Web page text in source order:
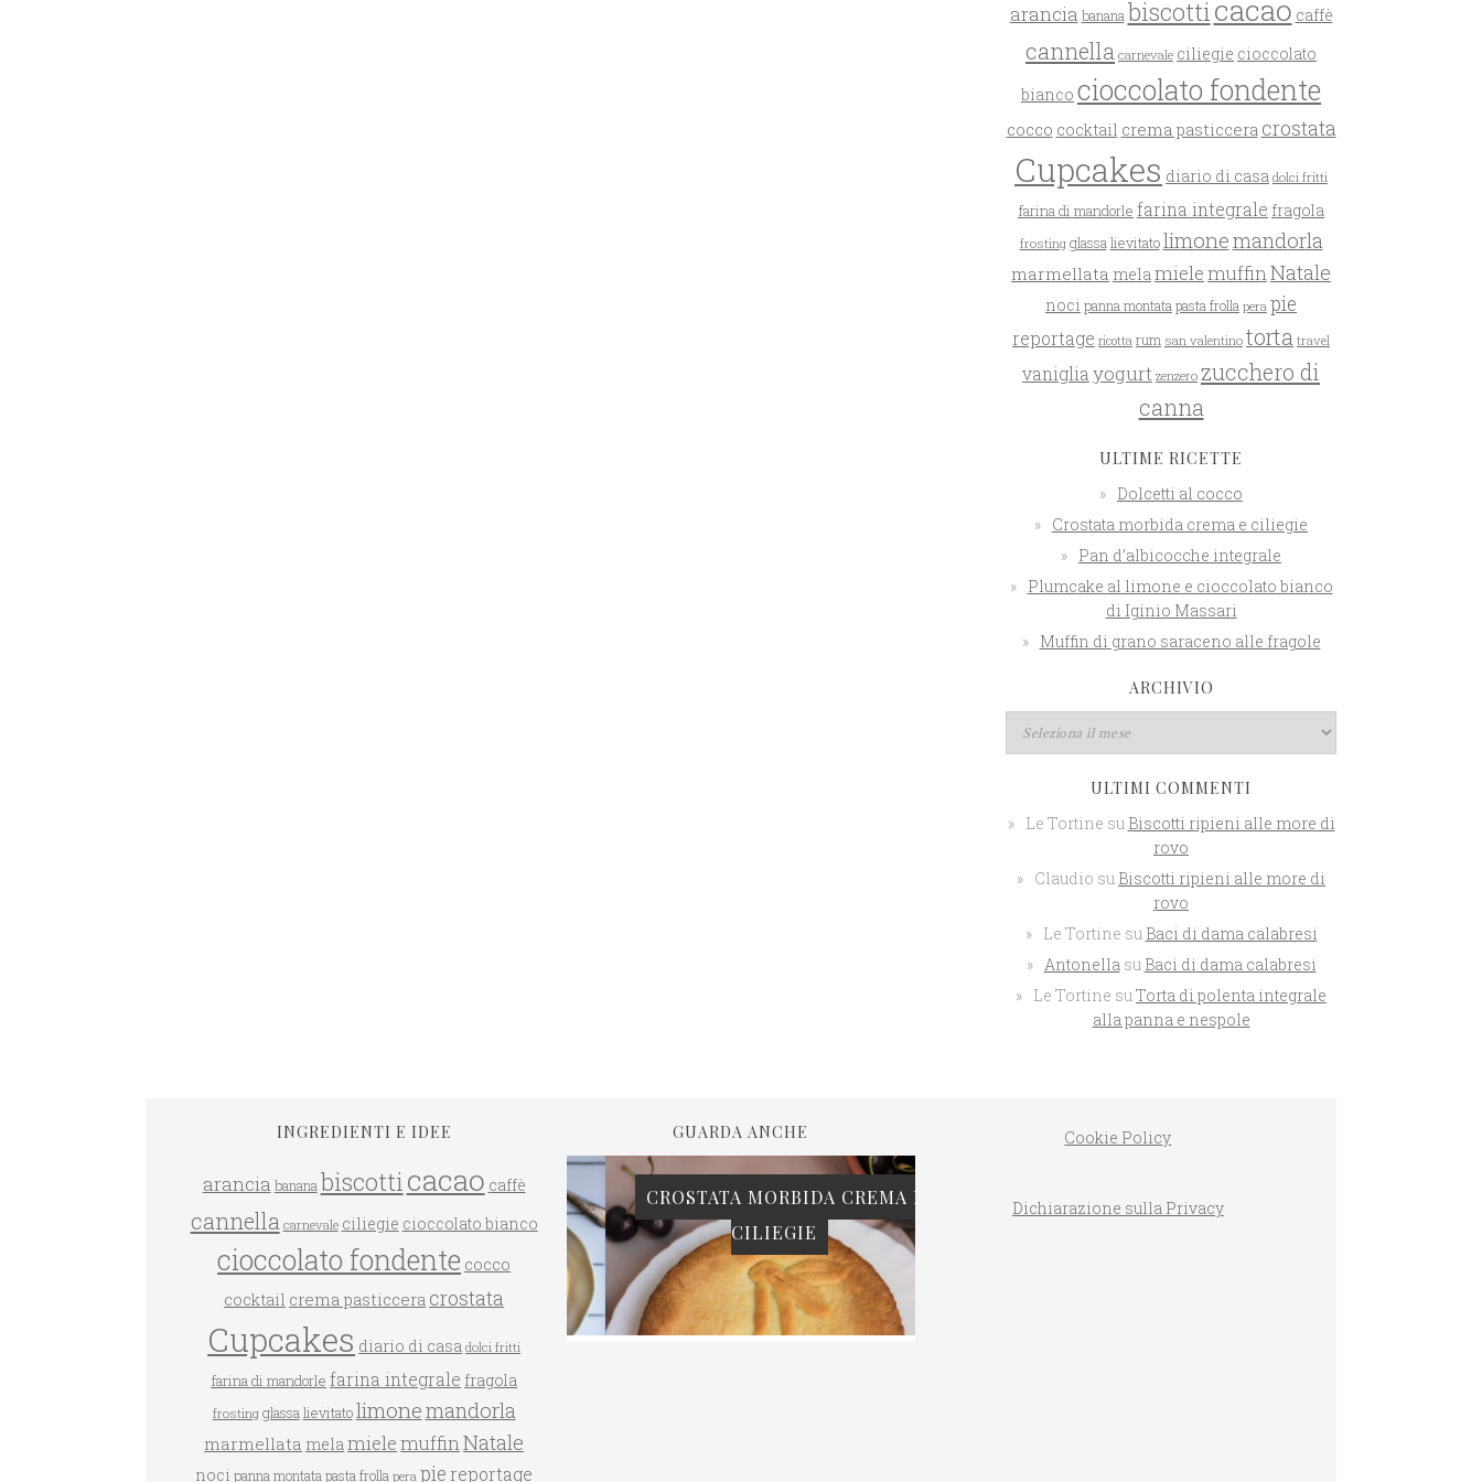
arancia banana biscotticacao caffè
cannella carnevale ciliegie cioccolato
bianco cioccolato fondente
cocco cocktail crema pasticcera crostata
Cupcakes diario di casa dolci fritti
farina di mandorle farina integrale fragola
frosting glassa lievitato limonemandorla
marmellata melamielemuffin Natale
noci panna montata pasta frolla pera pie
reportage ricotta rum san valentino torta travel
vaniglia yogurt zenzero zucchero di
canna
ULTIME RICETTE
Dolcetti al cocco
Crostata morbida crema e ciliegie
Pan d’albicocche integrale
Plumcake al limone e cioccolato bianco
di Iginio Massari
Muffin di grano saraceno alle fragole
ARCHIVIO
ULTIMI COMMENTI
Le Tortine su Biscotti ripieni alle more di
rovo
Claudio su Biscotti ripieni alle more di
rovo
Le Tortine su Baci di dama calabresi
Antonellasu Baci di dama calabresi
Le Tortine suTorta di polenta integrale
alla panna e nespole
INGREDIENTI E IDEE
arancia banana biscotticacao caffè
cannella carnevale ciliegie cioccolato bianco
cioccolato fondente cocco
cocktail crema pasticcera crostata
Cupcakes diario di casa dolci fritti
farina di mandorle farina integrale fragola
frosting glassa lievitato limonemandorla
marmellata melamielemuffin Natale
noci panna montata pasta frolla pera pie reportage
GUARDA ANCHE
SARACENO ALLE
DOLCETTI AL COCCO
CROSTATA MORBIDA CREMA E
CILIEGIE
Cookie Policy
Dichiarazione sulla Privacy